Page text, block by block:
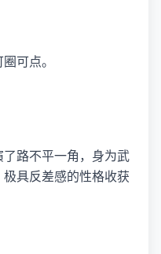
可点。
路不平一角，身为武
具反差感的性格收获